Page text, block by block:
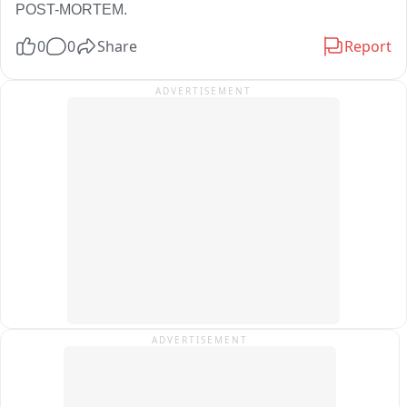
करने की तैयारी की जा रही है, जिसका वे विरोध कर रहे हैं. उनका कहना है
POST-MORTEM.
0 0 Share Report
ADVERTISEMENT
ADVERTISEMENT